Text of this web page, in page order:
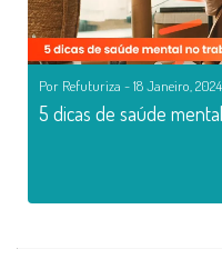
Por Refuturiza - 18 Janeiro, 2024
5 dicas de saúde